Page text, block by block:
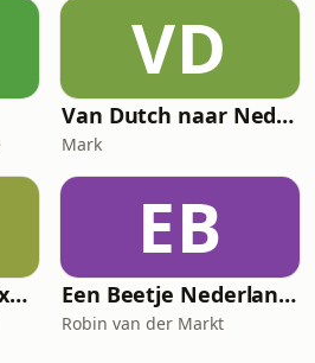
VD
Van Dutch naar Nederlands
Mark
FD De strijd om Nexperia
EB
Een Beetje Nederlands
Robin van der Markt